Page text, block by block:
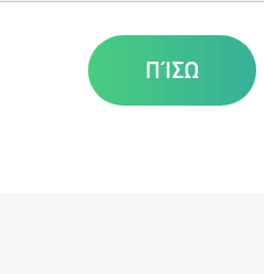
ΠΊΣΩ